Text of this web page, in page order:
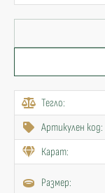
Тегло:
Артикулен код:
Карат:
Размер: